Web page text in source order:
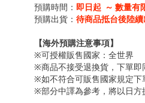
預購時間： 即日起 ～ 數量有
預購出貨： 待商品抵台後陸續
【海外預購注意事項】
※可授權販售國家：全世界
※商品不接受退換貨，下單即
※如不符合可販售國家規定下
※部分中譯為參考，將以日方